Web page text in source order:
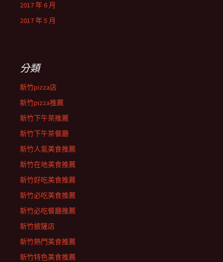
2017 年 6 月
2017 年 5 月
分類
新竹pizza店
新竹pizza推薦
新竹下午茶推薦
新竹下午茶餐廳
新竹人氣美食推薦
新竹在地美食推薦
新竹好吃美食推薦
新竹必吃美食推薦
新竹必吃餐廳推薦
新竹披薩店
新竹熱門美食推薦
新竹特色美食推薦